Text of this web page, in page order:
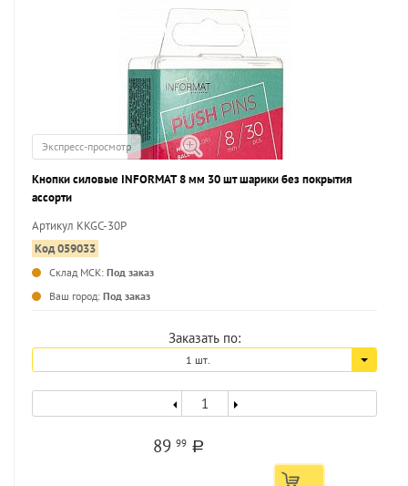
Экспресс-просмотр
Кнопки силовые INFORMAT 8 мм 30 шт шарики без покрытия
ассорти
Артикул KKGC-30P
Код 059033
Склад МСК: Под заказ
Ваш город: Под заказ
Заказать по:
1 шт.
8999 a